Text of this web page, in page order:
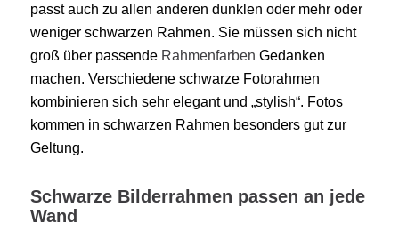
passt auch zu allen anderen dunklen oder mehr oder
weniger schwarzen Rahmen. Sie müssen sich nicht
groß über passende Rahmenfarben Gedanken
machen. Verschiedene schwarze Fotorahmen
kombinieren sich sehr elegant und „stylish“. Fotos
kommen in schwarzen Rahmen besonders gut zur
Geltung.
Schwarze Bilderrahmen passen an jede
Wand